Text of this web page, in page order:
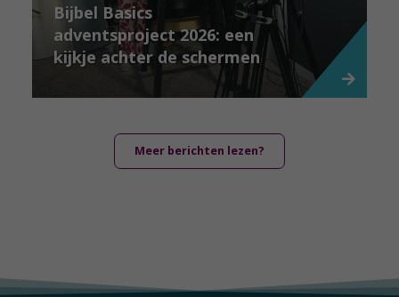
Bijbel Basics
adventsproject 2026: een
kijkje achter de schermen
Meer berichten lezen?